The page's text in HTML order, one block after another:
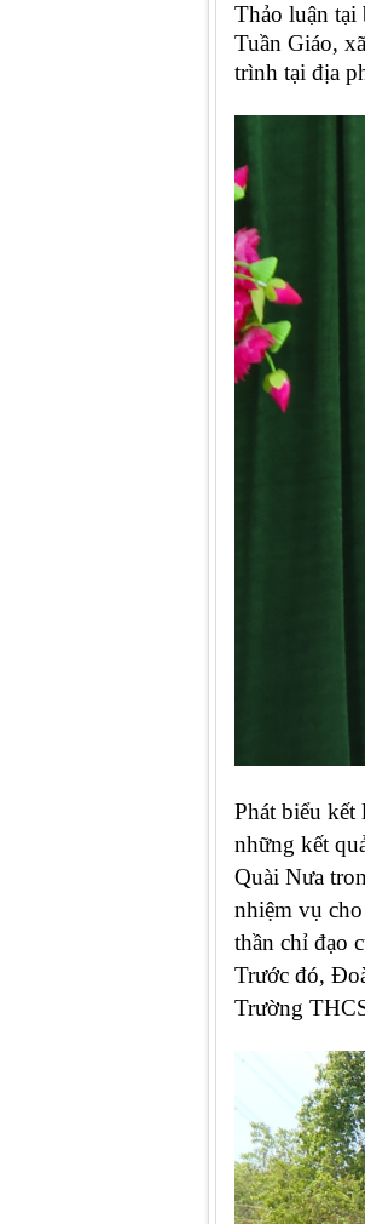
Thảo luận tại
Tuần Giáo,
trình tại địa
Phát biểu
những kết
Quài Nưa
nhiệm vụ
thần chỉ đạo
Trước đó,
Trường